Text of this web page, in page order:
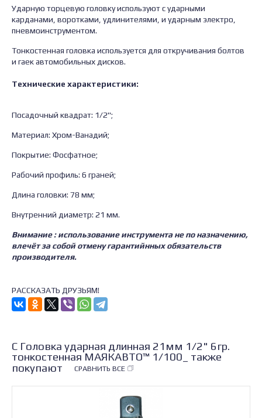
Ударную торцевую головку используют с ударными
карданами, воротками, удлинителями, и ударным электро,
пневмоинструментом.
Тонкостенная головка используется для откручивания болтов
и гаек автомобильных дисков.
Технические характеристики:
Посадочный квадрат: 1/2";
Материал: Хром-Ванадий;
Покрытие: Фосфатное;
Рабочий профиль: 6 граней;
Длина головки: 78 мм;
Внутренний диаметр: 21 мм.
Внимание : использование инструмента не по назначению,
влечёт за собой отмену гарантийнных обязательств
производителя.
РАССКАЗАТЬ ДРУЗЬЯМ!
С Головка ударная длинная 21мм 1/2" 6гр.
тонкостенная МАЯКАВТО™ 1/100_ также
покупают
СРАВНИТЬ ВСЕ